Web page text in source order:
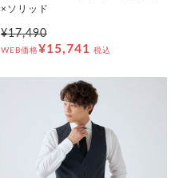
×ソリッド
¥17,490
WEB価格¥15,741 税込